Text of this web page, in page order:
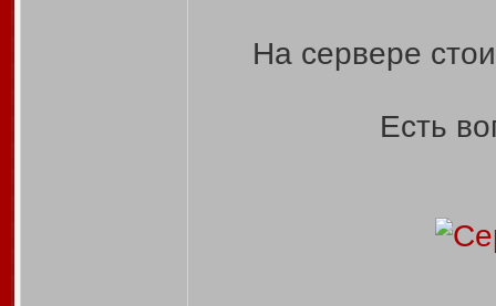
На сервере
Есть